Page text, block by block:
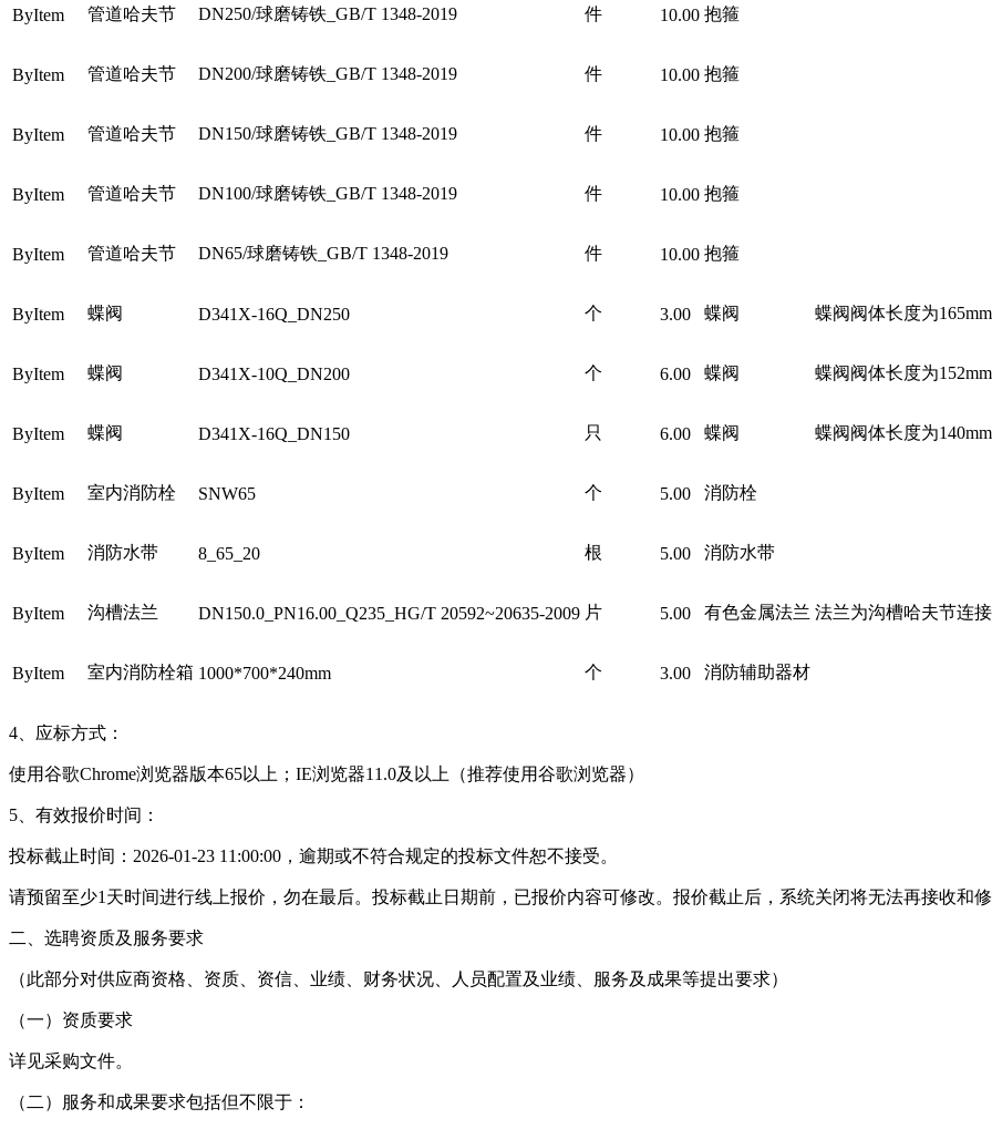
ByItem 管道哈夫节 DN250/球磨铸铁_GB/T 1348-2019 件 10.00 抱箍
ByItem 管道哈夫节 DN200/球磨铸铁_GB/T 1348-2019 件 10.00 抱箍
ByItem 管道哈夫节 DN150/球磨铸铁_GB/T 1348-2019 件 10.00 抱箍
ByItem 管道哈夫节 DN100/球磨铸铁_GB/T 1348-2019 件 10.00 抱箍
ByItem 管道哈夫节 DN65/球磨铸铁_GB/T 1348-2019 件 10.00 抱箍
ByItem 蝶阀 D341X-16Q_DN250 个 3.00 蝶阀 蝶阀阀体长度为
ByItem 蝶阀 D341X-10Q_DN200 个 6.00 蝶阀 蝶阀阀体长度为
ByItem 蝶阀 D341X-16Q_DN150 只 6.00 蝶阀 蝶阀阀体长度为
ByItem 室内消防栓 SNW65 个 5.00 消防栓
ByItem 消防水带 8_65_20 根 5.00 消防水带
ByItem 沟槽法兰 DN150.0_PN16.00_Q235_HG/T 20592~20635-2009 片 5.00 有色金属法兰 法兰为沟槽哈夫节连
ByItem 室内消防栓箱 1000*700*240mm 个 3.00 消防辅助器材
4、应标方式：
使用谷歌Chrome浏览器版本65以上；IE浏览器11.0及以上（推荐使用谷歌浏览器）
5、有效报价时间：
投标截止时间：2026-01-23 11:00:00，逾期或不符合规定的投标文件恕不接受。
请预留至少1天时间进行线上报价，勿在最后。投标截止日期前，已报价内容可修改。报价截止后，系统关闭将无法再接收和
二、选聘资质及服务要求
（此部分对供应商资格、资质、资信、业绩、财务状况、人员配置及业绩、服务及成果等提出要求）
（一）资质要求
详见采购文件。
（二）服务和成果要求包括但不限于：